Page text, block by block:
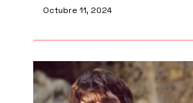
Octubre 11, 2024